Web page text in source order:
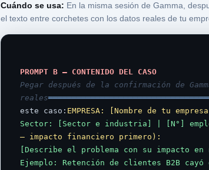
Cuándo se usa: En la misma sesión de Gamma,
el texto entre corchetes con los datos reales de tu
PROMPT B — CONTENIDO DEL CASO
Pegar después de la confirmación de
reales
este caso: EMPRESA: [Nombre de tu empresa]
Sector: [Sector e industria] | [N°]
— impacto financiero primero):
[Describe el problema con su impacto en
Ejemplo: Retención de clientes B2B cayó